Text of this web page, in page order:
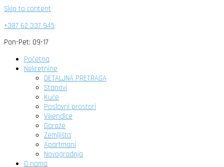
Skip to content
+387 62 337 945
Pon-Pet: 09-17
Početna
Nekretnine
DETALJNA PRETRAGA
Stanovi
Kuće
Poslovni prostori
Vikendice
Garaže
Zemljišta
Apartmani
Novogradnja
O nama